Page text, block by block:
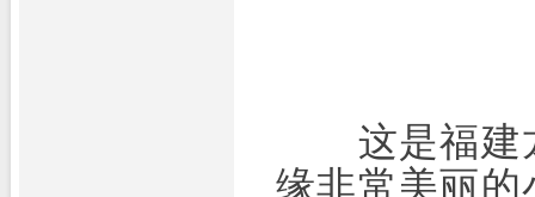
这是福建龙
缘非常美丽